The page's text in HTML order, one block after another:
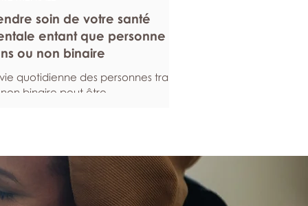
soin de votre santé
entant que personne
ou non binaire
quotidienne des personnes trans
binaire peut être
temps difficiles. Construire un
de soutien de l’affirmation du
L’accompagnement et la